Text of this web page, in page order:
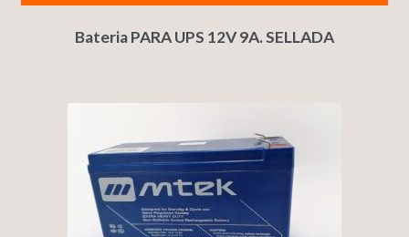
Bateria PARA UPS 12V 9A. SELLADA